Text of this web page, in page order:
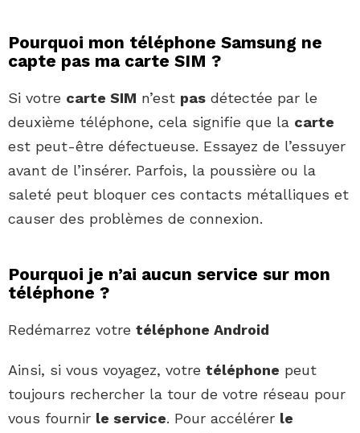
Pourquoi mon téléphone Samsung ne
capte pas ma carte SIM ?
Si votre carte SIM n’est pas détectée par le
deuxième téléphone, cela signifie que la carte
est peut-être défectueuse. Essayez de l’essuyer
avant de l’insérer. Parfois, la poussière ou la
saleté peut bloquer ces contacts métalliques et
causer des problèmes de connexion.
Pourquoi je n’ai aucun service sur mon
téléphone ?
Redémarrez votre téléphone Android
Ainsi, si vous voyagez, votre téléphone peut
toujours rechercher la tour de votre réseau pour
vous fournir le service. Pour accélérer le